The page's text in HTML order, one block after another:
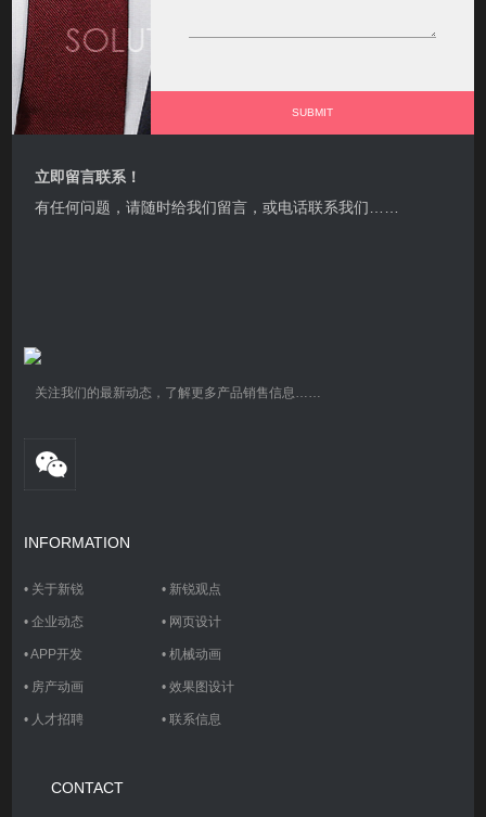
立即留言联系！
有任何问题，请随时给我们留言，或电话联系我们……
关注我们的最新动态，了解更多产品销售信息……
INFORMATION
• 关于新锐 • 新锐观点
• 企业动态 • 网页设计
•APP开发 •机械动画
• 房产动画 •效果图设计
• 人才招聘 •联系信息
CONTACT